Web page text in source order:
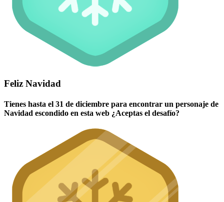
Feliz Navidad
Tienes hasta el 31 de diciembre para encontrar un personaje de
Navidad escondido en esta web ¿Aceptas el desafío?